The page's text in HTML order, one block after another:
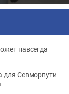
навсегда
для Севморпути